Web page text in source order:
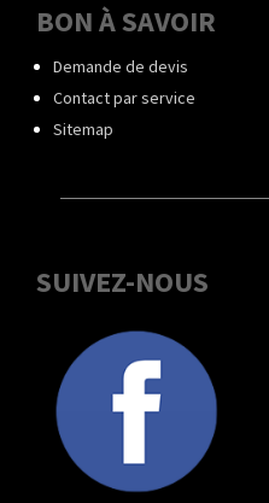
BON À SAVOIR
Demande de devis
Contact par service
Sitemap
SUIVEZ-NOUS